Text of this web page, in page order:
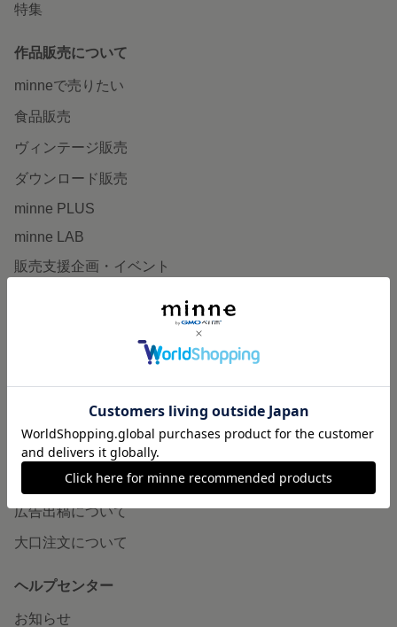
特集
作品販売について
minneで売りたい
食品販売
ヴィンテージ販売
ダウンロード販売
minne PLUS
minne LAB
販売支援企画・イベント
minneとものづくりと
minneの本
企業の方へ
広告出稿について
大口注文について
ヘルプセンター
お知らせ